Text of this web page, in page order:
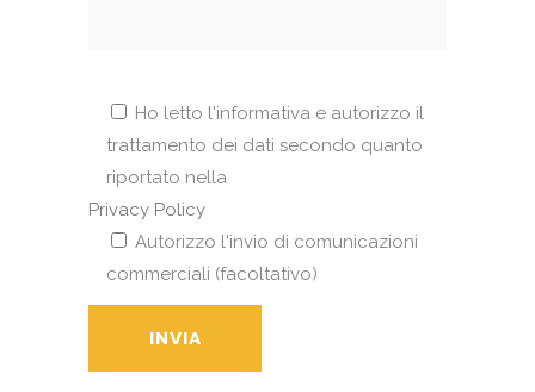
Ho letto l'informativa e autorizzo il
trattamento dei dati secondo quanto
riportato nella
Privacy Policy
Autorizzo l'invio di comunicazioni
commerciali (facoltativo)